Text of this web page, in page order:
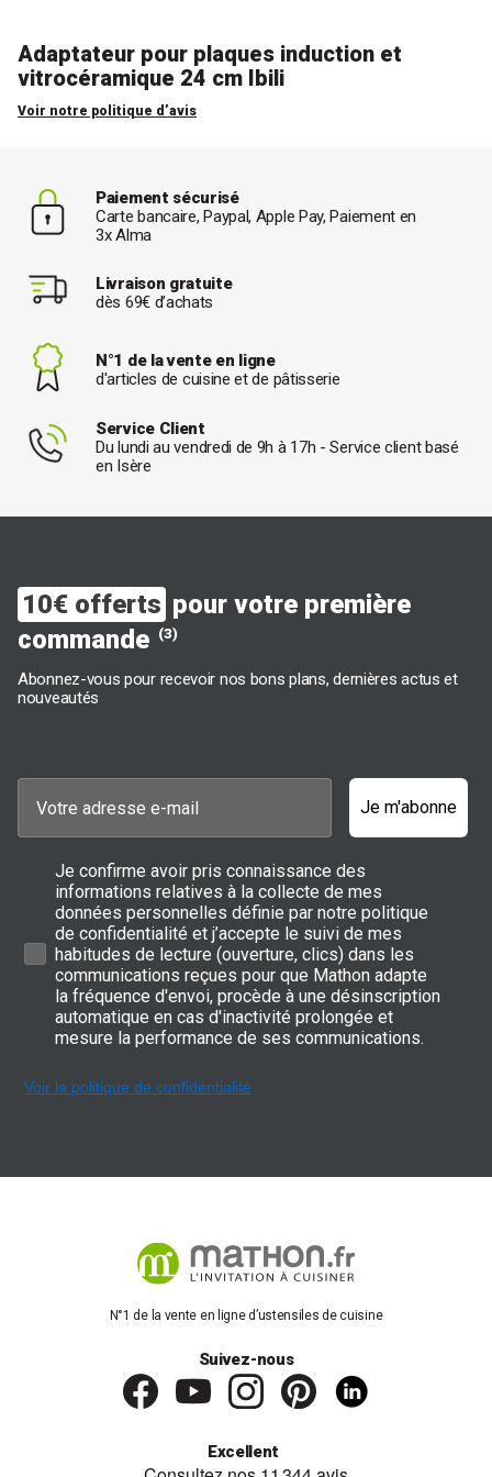
Adaptateur pour plaques induction et
vitrocéramique 24 cm Ibili
Voir notre politique d’avis
Paiement sécurisé
Carte bancaire, Paypal, Apple Pay, Paiement en
3x Alma
Livraison gratuite
dès 69€ d’achats
N°1 de la vente en ligne
d'articles de cuisine et de pâtisserie
Service Client
Du lundi au vendredi de 9h à 17h - Service client basé
en Isère
10€ offerts pour votre première
commande (3)
Abonnez-vous pour recevoir nos bons plans, dernières actus et
nouveautés
Je m'abonne
Je confirme avoir pris connaissance des
informations relatives à la collecte de mes
données personnelles définie par notre politique
de confidentialité et j’accepte le suivi de mes
habitudes de lecture (ouverture, clics) dans les
communications reçues pour que Mathon adapte
la fréquence d'envoi, procède à une désinscription
automatique en cas d'inactivité prolongée et
mesure la performance de ses communications.
Voir la politique de confidentialité
N°1 de la vente en ligne d’ustensiles de cuisine
Suivez-nous
Excellent